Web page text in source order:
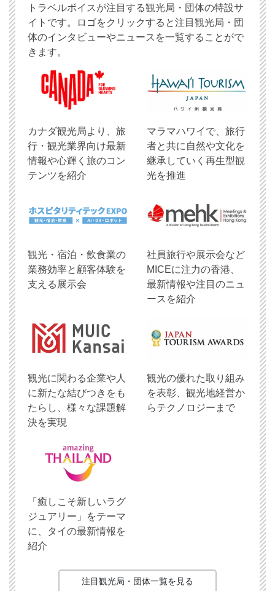
トラベルボイスが注目する観光局・団体の特設サ
イトです。ロゴをクリックすると注目観光局・団
体のインタビューやニュースを一覧することがで
きます。
​カナダ観光局より、旅
行・観光業界向け最新
情報や心輝く旅のコン
テンツを紹介
マラマハワイで、旅行
者と共に自然や文化を
継承していく再生型観
光を推進
観光・宿泊・飲食業の
業務効率と顧客体験を
支える展示会
社員旅行や展示会など
MICEに注力の香港、
最新情報や注目のニュ
ースを紹介
観光に関わる企業や人
に新たな結びつきをも
たらし、様々な課題解
決を実現
観光の優れた取り組み
を表彰、観光地経営か
らテクノロジーまで
「癒しこそ新しいラグ
ジュアリー」をテーマ
に、タイの最新情報を
紹介
注目観光局・団体一覧を見る